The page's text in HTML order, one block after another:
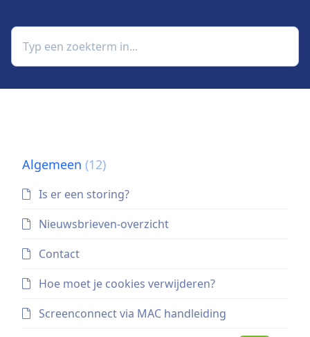
Algemeen (12)
Is er een storing?
Nieuwsbrieven-overzicht
Contact
Hoe moet je cookies verwijderen?
Screenconnect via MAC handleiding